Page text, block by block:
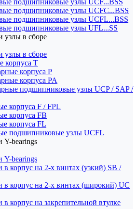
подшипниковые узлы UCF...BSS
подшипниковые узлы UCFC...BSS
подшипниковые узлы UCFL...BSS
подшипниковые узлы UFL...SS
узлы в сборе
узлы в сборе
корпуса T
корпуса P
корпуса PA
подшипниковые узлы UCP / SAP /
корпуса F / FPL
корпуса FB
корпуса FL
подшипниковые узлы UCFL
bearings
bearings
корпус на 2-х винтах (узкий) SB /
корпус на 2-х винтах (широкий) UC
корпус на закрепительной втулке